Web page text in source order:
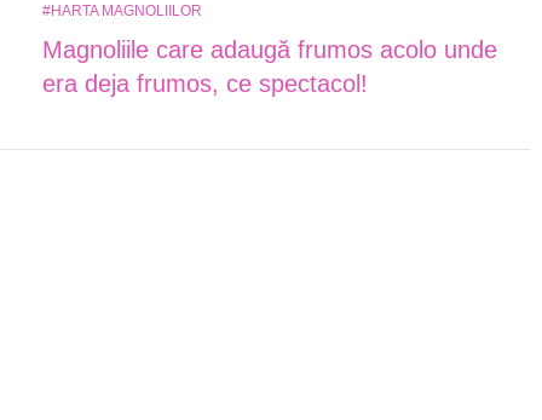
#HARTA MAGNOLIILOR
Magnoliile care adaugă frumos acolo unde
era deja frumos, ce spectacol!